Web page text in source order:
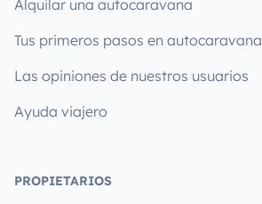
Alquilar una autocaravana
Tus primeros pasos en autocaravana
Las opiniones de nuestros usuarios
Ayuda viajero
PROPIETARIOS